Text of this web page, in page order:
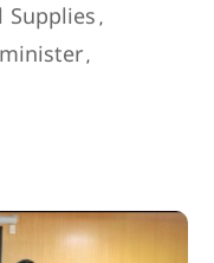
Supplies ,
minister,